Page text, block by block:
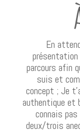
En
parcours afin
suis et
concept ; Je
authentique et
connais
deux/trois